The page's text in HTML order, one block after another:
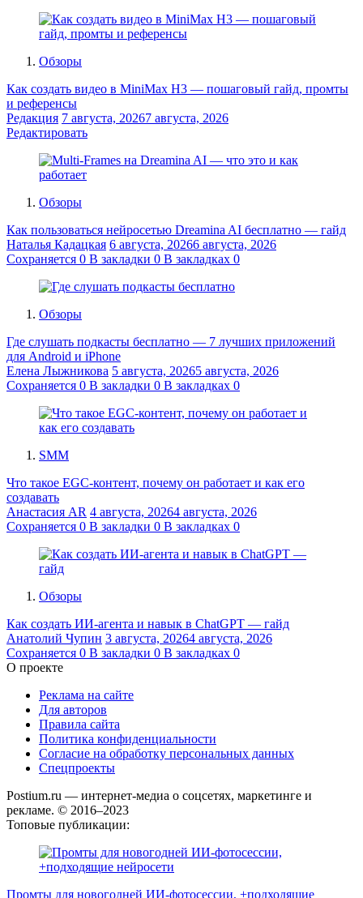
Обзоры
Как создать видео в MiniMax H3 — пошаговый гайд, промты
и референсы
Редакция 7 августа, 20267 августа, 2026
Редактировать
Обзоры
Как пользоваться нейросетью Dreamina AI бесплатно — гайд
Наталья Кадацкая 6 августа, 20266 августа, 2026
Сохраняется 0 В закладки 0 В закладках 0
Обзоры
Где слушать подкасты бесплатно — 7 лучших приложений
для Android и iPhone
Елена Лыжникова 5 августа, 20265 августа, 2026
Сохраняется 0 В закладки 0 В закладках 0
SMM
Что такое EGC-контент, почему он работает и как его
создавать
Анастасия AR 4 августа, 20264 августа, 2026
Сохраняется 0 В закладки 0 В закладках 0
Обзоры
Как создать ИИ-агента и навык в ChatGPT — гайд
Анатолий Чупин 3 августа, 20264 августа, 2026
Сохраняется 0 В закладки 0 В закладках 0
О проекте
Реклама на сайте
Для авторов
Правила сайта
Политика конфиденциальности
Согласие на обработку персональных данных
Спецпроекты
Postium.ru — интернет-медиа о соцсетях, маркетинге и
рекламе. © 2016–2023
Топовые публикации:
Промты для новогодней ИИ-фотосессии, +подходящие